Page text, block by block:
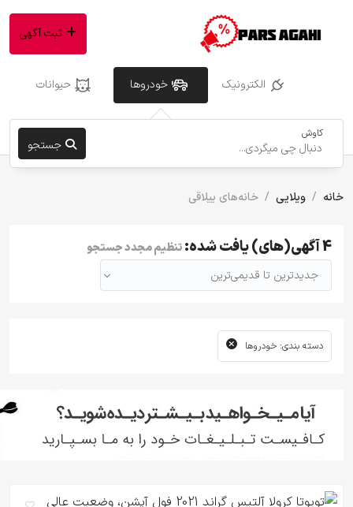
الکترونیک خودروها حیوانات
کاوش
جستجو
ثبت آگهی
خانه ویلایی خانه‌های ییلاقی
4 آگهی(های) یافت شده:
تنظیم مجدد جستجو
جدیدترین تا قدیمی‌ترین
دسته بندی: خودروها